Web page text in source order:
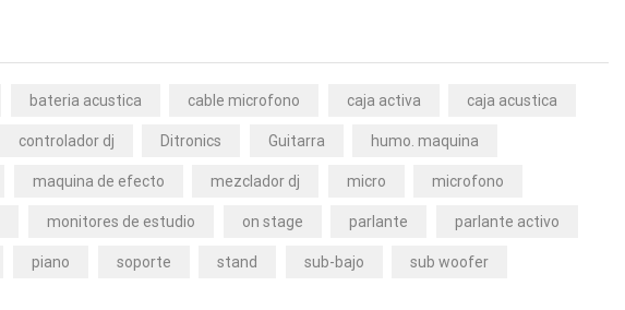
bateria acustica cable microfono caja activa caja acustica
controlador dj Ditronics Guitarra humo. maquina
maquina de efecto mezclador dj micro microfono
monitores de estudio on stage parlante parlante activo
piano soporte stand sub-bajo sub woofer